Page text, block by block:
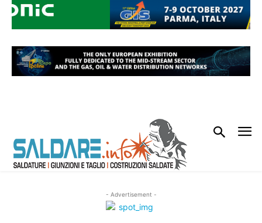
- Advertisement -